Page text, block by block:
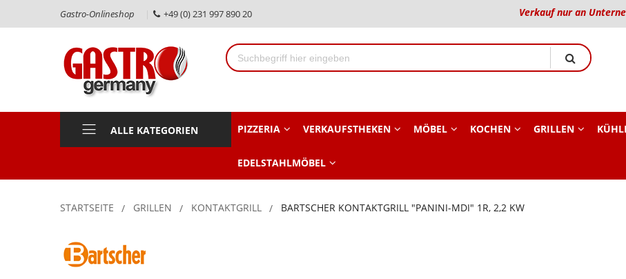
Gastro-Onlineshop +49 (0) 231 997 890 20 Verkauf nur an
ALLE KATEGORIEN PIZZERIA VERKAUFSTHEKEN MÖBEL KOCHEN GRILLEN
EDELSTAHLMÖBEL
STARTSEITE GRILLEN KONTAKTGRILL BARTSCHER KONTAKTGRILL "PANINI-MDI" 1R, 2,2 KW